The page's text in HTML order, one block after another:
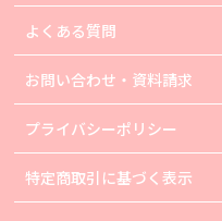
よくある質問
お問い合わせ・資料請求
プライバシーポリシー
特定商取引に基づく表示